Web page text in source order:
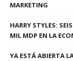
MARKETING
HARRY STYLES:
MIL MDP EN LA
YA ESTÁ ABIERTA